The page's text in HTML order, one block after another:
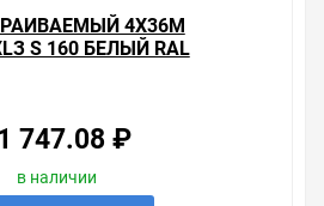
4X36M
S 160 БЕЛЫЙ RAL
747.08 ₽
в наличии